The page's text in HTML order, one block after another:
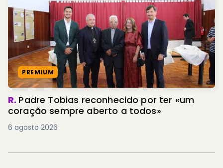
PREMIUM
R. Padre Tobias reconhecido por ter «um
coração sempre aberto a todos»
6 agosto 2026